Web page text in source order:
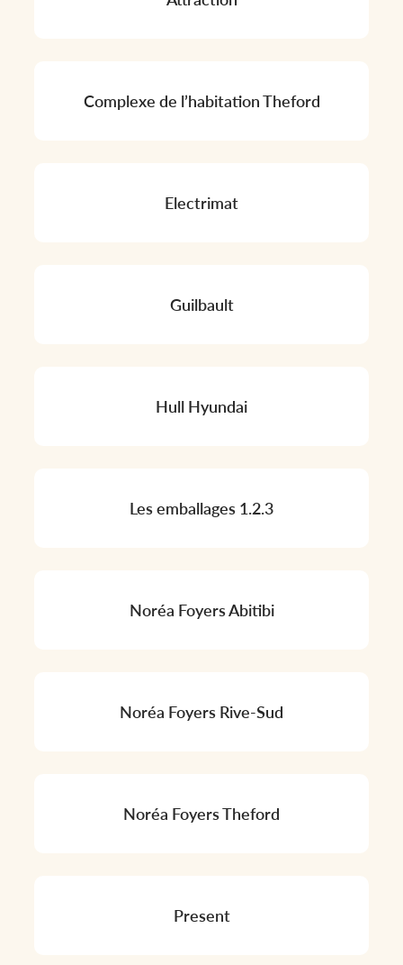
Complexe de l’habitation Theford
Electrimat
Guilbault
Hull Hyundai
Les emballages 1.2.3
Noréa Foyers Abitibi
Noréa Foyers Rive-Sud
Noréa Foyers Theford
Present